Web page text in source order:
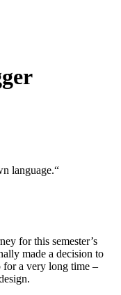
language.“
for this semester’s
made a decision to
for a very long time –